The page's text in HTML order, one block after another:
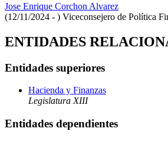
Jose Enrique Corchon Alvarez
(12/11/2024 - ) Viceconsejero de Política
ENTIDADES
Entidades superiores
Hacienda y Finanzas
Legislatura XIII
Entidades dependientes